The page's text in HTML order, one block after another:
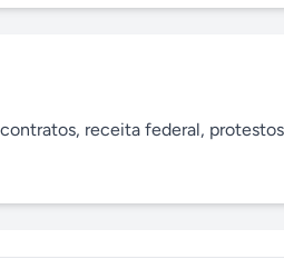
receita federal,